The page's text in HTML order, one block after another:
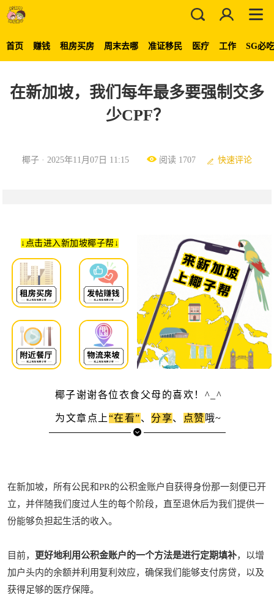
首页 赚钱 租房买房 周末去哪 准证移民 医疗 工作 SG必
在新加坡，我们每年最多要强制交多
少CPF？
椰子 · 2025年11月07日 11:15 阅读 1707 快速评论
↓点击进入新加坡椰子帮 ↓
椰子谢谢各位衣食父母的喜欢！^_^
为文章点上 “在看”、 分享、 点赞 哦~
在新加坡，所有公民和PR的公积金账户自获得身份那一刻便已开
立，并伴随我们度过人生的每个阶段，直至退休后为我们提供一
份能够负担起生活的收入。
目前， 更好地利用公积金账户的一个方法是进行定期填补，以增
加户头内的余额并利用复利效应，确保我们能够支付房贷，以及
获得足够的医疗保障。